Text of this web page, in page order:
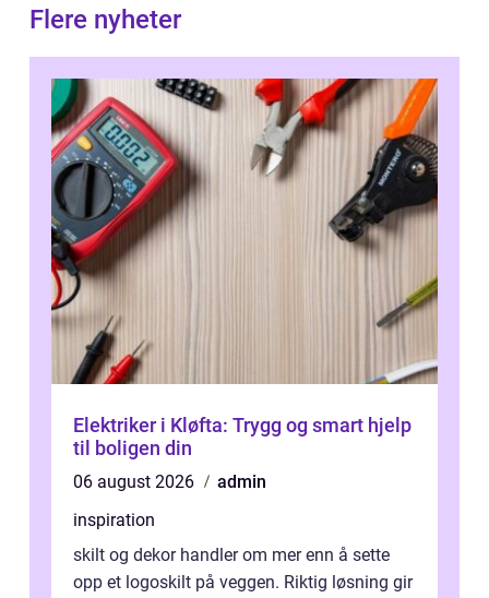
Flere nyheter
Elektriker i Kløfta: Trygg og smart hjelp
til boligen din
06 august 2026
admin
inspiration
skilt og dekor handler om mer enn å sette
opp et logoskilt på veggen. Riktig løsning gir